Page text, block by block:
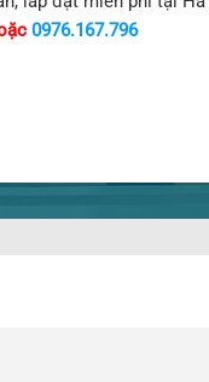
0976.167.796